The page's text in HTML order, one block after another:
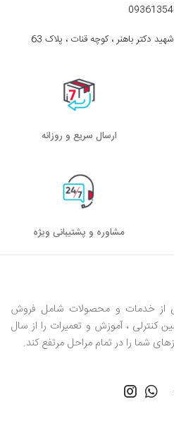
دکتر باهنر ، کوچه قنات ، پلاک 63
ارسال سریع و روزانه
مشاوره و پشتیبانی ویژه
از خدمات و محصولات شامل فروش
کنترلی ، آموزش و تعمیرات را از سال